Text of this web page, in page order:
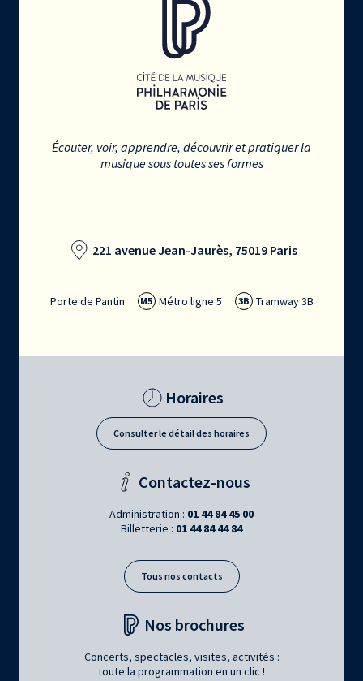
Écouter, voir, apprendre, découvrir et pratiquer la
musique sous toutes ses formes
221 avenue Jean-Jaurès, 75019 Paris
Porte de Pantin M5 Métro ligne 5 3B Tramway 3B
Horaires
Consulter le détail des horaires
Contactez-nous
Administration : 01 44 84 45 00
Billetterie : 01 44 84 44 84
Tous nos contacts
Nos brochures
Concerts, spectacles, visites, activités :
toute la programmation en un clic !